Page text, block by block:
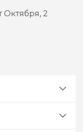
Октября, 2